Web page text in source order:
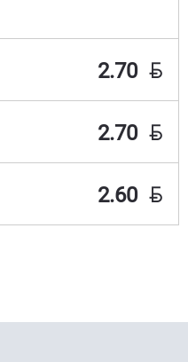
2.70 BYN
2.70 BYN
2.60 BYN